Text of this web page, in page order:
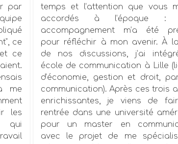
par
ce
ce
me
les
qui
temps et l’attention que vous
accordés à l’époque :
accompagnement m’a été
pour réfléchir à mon avenir. À
de nos discussions, j’ai
école de communication à Lille
d’économie, gestion et droit,
communication). Après ces trois
enrichissantes, je viens de
rentrée dans une université
pour un master en
avec le projet de me